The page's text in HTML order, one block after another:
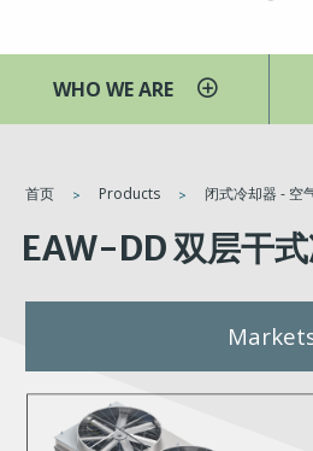
WHO WE ARE
You
are
here
首页 Products 闭式冷却器 - 空
EAW-DD 双层干